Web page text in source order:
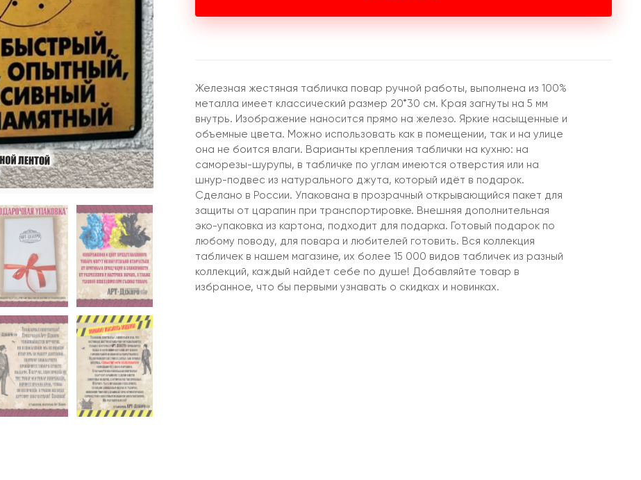
Железная жестяная табличка повар ручной работы, выполнена из 100%
металла имеет классический размер 20*30 см. Края загнуты на 5 мм
внутрь. Изображение наносится прямо на железо. Яркие насыщенные и
объемные цвета. Можно использовать как в помещении, так и на улице
она не боится влаги. Варианты крепления таблички на кухню: на
саморезы-шурупы, в табличке по углам имеются отверстия или на
шнур-подвес из натурального джута, который идёт в подарок.
Сделано в России. Упакована в прозрачный открывающийся пакет для
защиты от царапин при транспортировке. Внешняя дополнительная
эко-упаковка из картона, подходит для подарка. Готовый подарок по
любому поводу, для повара и любителей готовить. Вся коллекция
табличек в нашем магазине, их более 15 000 видов табличек из разный
коллекций, каждый найдет себе по душе! Добавляйте товар в
избранное, что бы первыми узнавать о скидках и новинках.